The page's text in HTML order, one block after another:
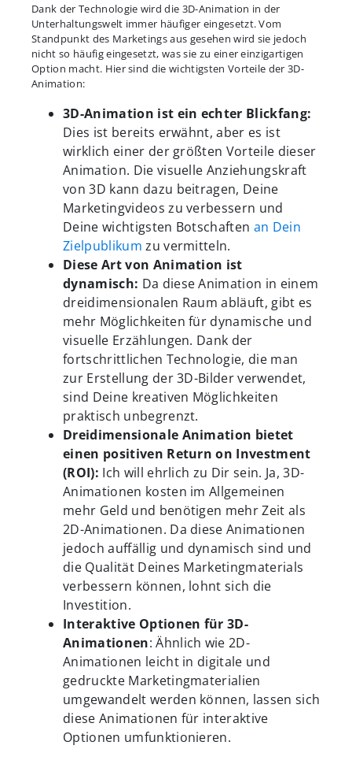
Dank der Technologie wird die 3D-Animation in der
Unterhaltungswelt immer häufiger eingesetzt. Vom
Standpunkt des Marketings aus gesehen wird sie jedoch
nicht so häufig eingesetzt, was sie zu einer einzigartigen
Option macht. Hier sind die wichtigsten Vorteile der 3D-
Animation:
3D-Animation ist ein echter Blickfang:
Dies ist bereits erwähnt, aber es ist
wirklich einer der größten Vorteile dieser
Animation. Die visuelle Anziehungskraft
von 3D kann dazu beitragen, Deine
Marketingvideos zu verbessern und
Deine wichtigsten Botschaften an Dein
Zielpublikum zu vermitteln.
Diese Art von Animation ist
dynamisch: Da diese Animation in einem
dreidimensionalen Raum abläuft, gibt es
mehr Möglichkeiten für dynamische und
visuelle Erzählungen. Dank der
fortschrittlichen Technologie, die man
zur Erstellung der 3D-Bilder verwendet,
sind Deine kreativen Möglichkeiten
praktisch unbegrenzt.
Dreidimensionale Animation bietet
einen positiven Return on Investment
(ROI): Ich will ehrlich zu Dir sein. Ja, 3D-
Animationen kosten im Allgemeinen
mehr Geld und benötigen mehr Zeit als
2D-Animationen. Da diese Animationen
jedoch auffällig und dynamisch sind und
die Qualität Deines Marketingmaterials
verbessern können, lohnt sich die
Investition.
Interaktive Optionen für 3D-
Animationen: Ähnlich wie 2D-
Animationen leicht in digitale und
gedruckte Marketingmaterialien
umgewandelt werden können, lassen sich
diese Animationen für interaktive
Optionen umfunktionieren.